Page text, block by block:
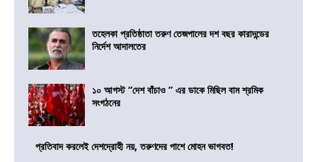
তহেলকা প্রতিষ্ঠাতা তরুণ তেজপালের দশ বছর কারাদন্ডের
নির্দেশ আদালতের
১০ আগস্ট “দেশ বাঁচাও ” এর ডাকে মিছিল বাম শ্রমিক
সংগঠনের
প্রতিবাদ করলেই দেশদ্রোহী নয়, তরুণদের পাশে মোহন ভাগবত!